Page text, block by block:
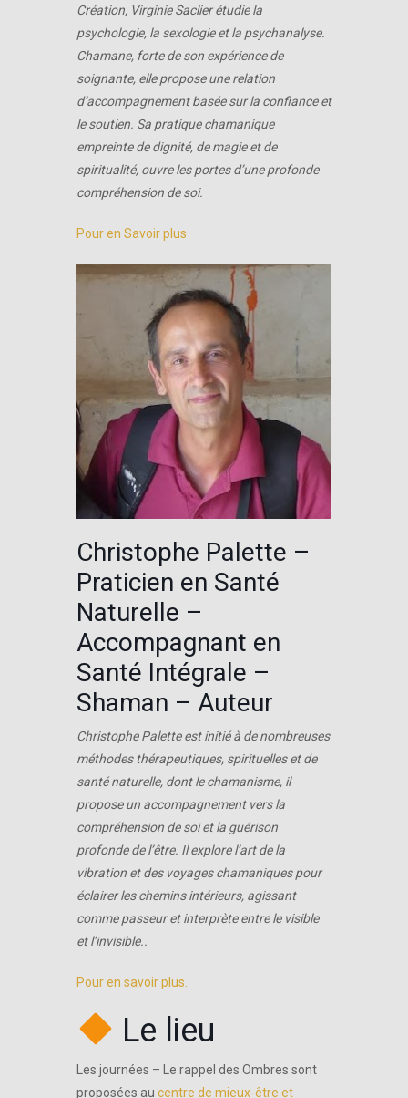
Création, Virginie Saclier étudie la
psychologie, la sexologie et la psychanalyse.
Chamane, forte de son expérience de
soignante, elle propose une relation
d’accompagnement basée sur la confiance et
le soutien. Sa pratique chamanique
empreinte de dignité, de magie et de
spiritualité, ouvre les portes d’une profonde
compréhension de soi.
Pour en Savoir plus
Christophe Palette –
Praticien en Santé
Naturelle –
Accompagnant en
Santé Intégrale –
Shaman – Auteur
Christophe Palette est initié à de nombreuses
méthodes thérapeutiques, spirituelles et de
santé naturelle, dont le chamanisme, il
propose un accompagnement vers la
compréhension de soi et la guérison
profonde de l’être. Il explore l’art de la
vibration et des voyages chamaniques pour
éclairer les chemins intérieurs, agissant
comme passeur et interprète entre le visible
et l’invisible..
Pour en savoir plus.
Le lieu
Les journées – Le rappel des Ombres sont
proposées au centre de mieux-être et